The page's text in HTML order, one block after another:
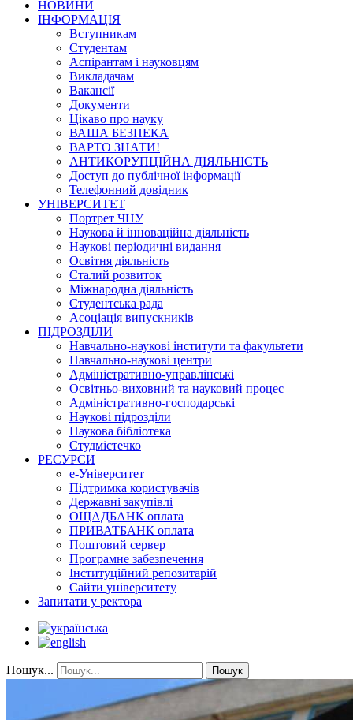
НОВИНИ
ІНФОРМАЦІЯ
Вступникам
Студентам
Аспірантам і науковцям
Викладачам
Вакансії
Документи
Цікаво про науку
ВАША БЕЗПЕКА
ВАРТО ЗНАТИ!
АНТИКОРУПЦІЙНА ДІЯЛЬНІСТЬ
Доступ до публічної інформації
Телефонний довідник
УНІВЕРСИТЕТ
Портрет ЧНУ
Наукова й інноваційна діяльність
Наукові періодичні видання
Освітня діяльність
Сталий розвиток
Міжнародна діяльність
Студентська рада
Асоціація випускників
ПІДРОЗДІЛИ
Навчально-наукові інститути та факультети
Навчально-наукові центри
Адміністративно-управлінські
Освітньо-виховний та науковий процес
Адміністративно-господарські
Наукові підрозділи
Наукова бібліотека
Студмістечко
РЕСУРСИ
е-Університет
Підтримка користувачів
Державні закупівлі
ОЩАДБАНК оплата
ПРИВАТБАНК оплата
Поштовий сервер
Програмне забезпечення
Інституційний репозитарій
Сайти університету
Запитати у ректора
Пошук... Пошук